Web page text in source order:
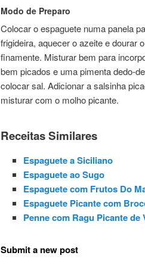
Modo de Preparo
Colocar o espaguete numa panela
frigideira, aquecer o azeite e dourar
finamente. Misturar bem para
bem picados e uma pimenta dedo-
colocar sal. Adicionar a salsinha
misturar com o molho picante.
Receitas Similares
Espaguete a Siciliano
Espaguete ao Sugo
Espaguete com Frutos Do
Espaguete Picante com
Penne com Ragu Picante de
Submit a new post